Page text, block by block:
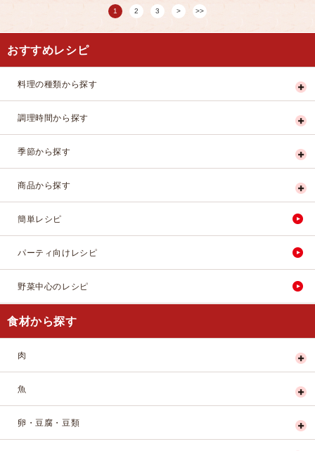
1 2 3
おすすめレシピ
料理の種類から探す
調理時間から探す
季節から探す
商品から探す
簡単レシピ
パーティ向けレシピ
野菜中心のレシピ
食材から探す
肉
魚
卵・豆腐・豆類